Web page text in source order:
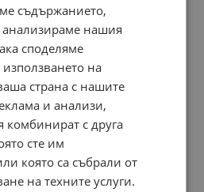
Батерия AG7 VARTA
V395
Арт.№: 44412
Тип батерия: Алкална
Напрежение: 1.55V
Външни размери:
9.5x2.7mm
Капацитет: -
съдържанието,
анализираме нашия
споделяме
на
страна с нашите
и анализи,
комбинират с друга
сте им
която са събрали от
на техните услуги.